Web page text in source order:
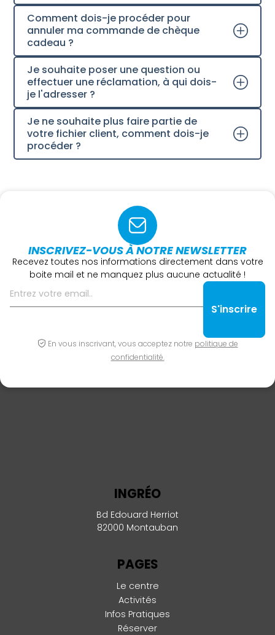
Comment dois-je procéder pour
annuler ma commande de chèque
cadeau ?
Je souhaite poser une question ou
effectuer une réclamation, à qui dois-
je l'adresser ?
Je ne souhaite plus faire partie de
votre fichier client, comment dois-je
procéder ?
INSCRIVEZ-VOUS À NOTRE NEWSLETTER
Recevez toutes nos informations directement dans votre
boite mail et ne manquez plus aucune actualité !
En vous inscrivant, vous acceptez notre politique de
confidentialité.
INGRÉO
Bd Edouard Herriot
82000 Montauban
PAGES
Le centre
Activités
Infos Pratiques
Réserver